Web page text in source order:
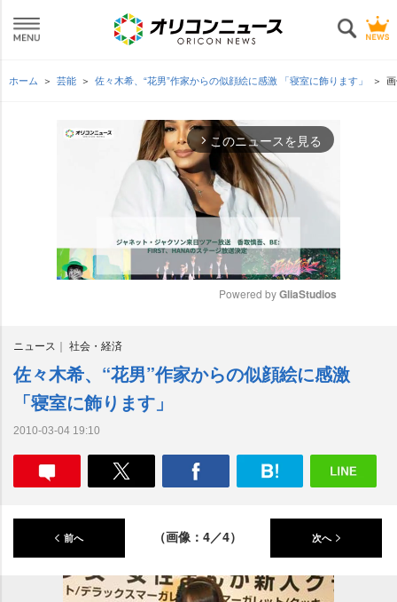
ホーム 芸能 佐々木希、“花男”作家からの似顔絵に感激 「寝室に飾ります」
arrow_forward_ios このニュースを見る
t
e
Powered by GliaStudios
ニュース 社会・経済
佐々木希、“花男”作家からの似顔絵に感激
「寝室に飾ります」
2010-03-04 19:10
前へ （画像：4／4） 次へ